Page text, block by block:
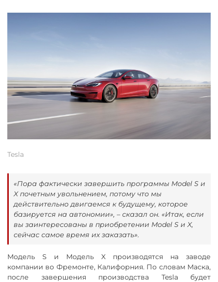
Tesla
«Пора фактически завершить программы Model S и
X почетным увольнением, потому что мы
действительно двигаемся к будущему, которое
базируется на автономии», – сказал он. «Итак, если
вы заинтересованы в приобретении Model S и X,
сейчас самое время их заказать».
Модель S и Модель X производятся на заводе
компании во Фремонте, Калифорния. По словам Маска,
после завершения производства Tesla будет